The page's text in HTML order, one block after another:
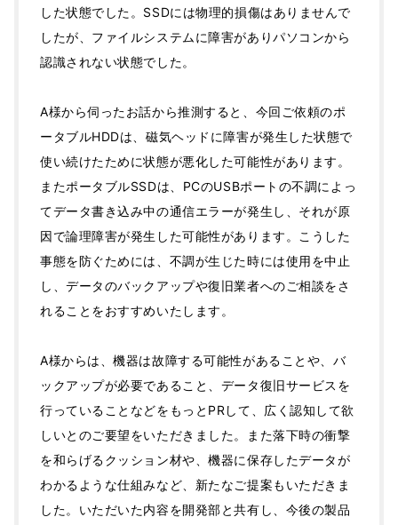
した状態でした。SSDには物理的損傷はありませんで
したが、ファイルシステムに障害がありパソコンから
認識されない状態でした。
A様から伺ったお話から推測すると、今回ご依頼のポ
ータブルHDDは、磁気ヘッドに障害が発生した状態で
使い続けたために状態が悪化した可能性があります。
またポータブルSSDは、PCのUSBポートの不調によっ
てデータ書き込み中の通信エラーが発生し、それが原
因で論理障害が発生した可能性があります。こうした
事態を防ぐためには、不調が生じた時には使用を中止
し、データのバックアップや復旧業者へのご相談をさ
れることをおすすめいたします。
A様からは、機器は故障する可能性があることや、バ
ックアップが必要であること、データ復旧サービスを
行っていることなどをもっとPRして、広く認知して欲
しいとのご要望をいただきました。また落下時の衝撃
を和らげるクッション材や、機器に保存したデータが
わかるような仕組みなど、新たなご提案もいただきま
した。いただいた内容を開発部と共有し、今後の製品